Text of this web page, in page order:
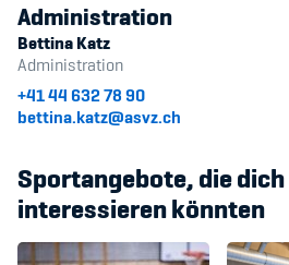
Administration
Bettina Katz
Administration
+41 44 632 78 90
bettina.katz@asvz.ch
Sportangebote, die
interessieren könnten